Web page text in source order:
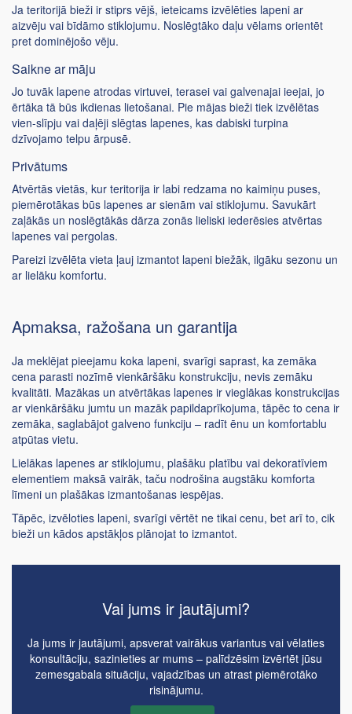
Ja teritorijā bieži ir stiprs vējš, ieteicams izvēlēties lapeni ar
aizvēju vai bīdāmo stiklojumu. Noslēgtāko daļu vēlams orientēt
pret dominējošo vēju.
Saikne ar māju
Jo tuvāk lapene atrodas virtuvei, terasei vai galvenajai ieejai, jo
ērtāka tā būs ikdienas lietošanai. Pie mājas bieži tiek izvēlētas
vien-slīpju vai daļēji slēgtas lapenes, kas dabiski turpina
dzīvojamo telpu ārpusē.
Privātums
Atvērtās vietās, kur teritorija ir labi redzama no kaimiņu puses,
piemērotākas būs lapenes ar sienām vai stiklojumu. Savukārt
zaļākās un noslēgtākās dārza zonās lieliski iederēsies atvērtas
lapenes vai pergolas.
Pareizi izvēlēta vieta ļauj izmantot lapeni biežāk, ilgāku sezonu un
ar lielāku komfortu.
Apmaksa, ražošana un garantija
Ja meklējat pieejamu koka lapeni, svarīgi saprast, ka zemāka
cena parasti nozīmē vienkāršāku konstrukciju, nevis zemāku
kvalitāti. Mazākas un atvērtākas lapenes ir vieglākas konstrukcijas
ar vienkāršāku jumtu un mazāk papildaprīkojuma, tāpēc to cena ir
zemāka, saglabājot galveno funkciju – radīt ēnu un komfortablu
atpūtas vietu.
Lielākas lapenes ar stiklojumu, plašāku platību vai dekoratīviem
elementiem maksā vairāk, taču nodrošina augstāku komforta
līmeni un plašākas izmantošanas iespējas.
Tāpēc, izvēloties lapeni, svarīgi vērtēt ne tikai cenu, bet arī to, cik
bieži un kādos apstākļos plānojat to izmantot.
Vai jums ir jautājumi?
Ja jums ir jautājumi, apsverat vairākus variantus vai vēlaties
konsultāciju, sazinieties ar mums – palīdzēsim izvērtēt jūsu
zemesgabala situāciju, vajadzības un atrast piemērotāko
risinājumu.